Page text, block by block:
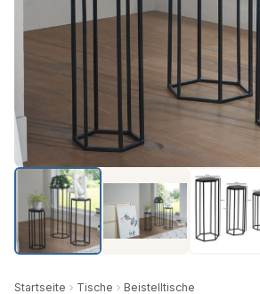
Startseite Tische
Beistelltische